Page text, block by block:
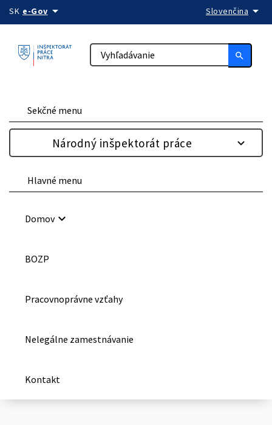
Preskočiť na obsah
SK e-Govarrow_drop_down Slovenčina arrow_drop_down
search
Sekčné menu
Národný inšpektorát práce
Hlavné menu
Domovkeyboard_arrow_down
BOZP
Pracovnoprávne vzťahy
Nelegálne zamestnávanie
Kontakt